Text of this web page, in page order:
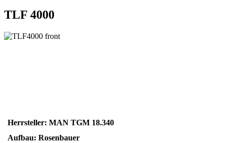
TLF 4000
Herrsteller: MAN TGM 18.340
Aufbau: Rosenbauer